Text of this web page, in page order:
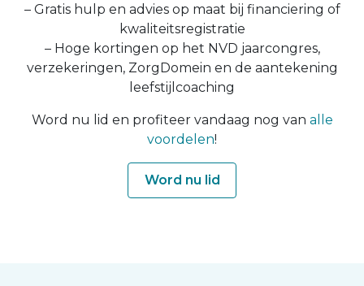
– Gratis hulp en advies op maat bij financiering of
kwaliteitsregistratie
– Hoge kortingen op het NVD jaarcongres,
verzekeringen, ZorgDomein en de aantekening
leefstijlcoaching
Word nu lid en profiteer vandaag nog van alle
voordelen!
Word nu lid